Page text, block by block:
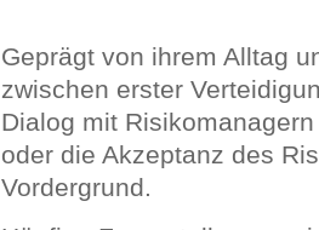
Geprägt von ihrem Alltag
zwischen erster
Dialog mit
oder die Akzeptanz des
Vordergrund.